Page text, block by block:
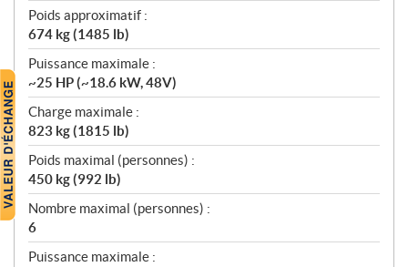
Poids approximatif :
674 kg (1485 lb)
Puissance maximale :
~25 HP (~18.6 kW, 48V)
Charge maximale :
823 kg (1815 lb)
Poids maximal (personnes) :
450 kg (992 lb)
Nombre maximal (personnes) :
6
Puissance maximale :